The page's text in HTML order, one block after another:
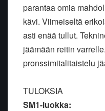
parantaa omia
kävi. Viimeiseltä
asti enää tullut.
jäämään reitin
pronssimitalitaistelu
TULOKSIA
SM1-luokka: